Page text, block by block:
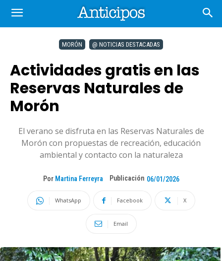
MORÓN @ NOTICIAS DESTACADAS
Actividades gratis en las
Reservas Naturales de
Morón
El verano se disfruta en las Reservas Naturales de
Morón con propuestas de recreación, educación
ambiental y contacto con la naturaleza
Por Martina Ferreyra Publicación 06/01/2026
WhatsApp Facebook X
Email